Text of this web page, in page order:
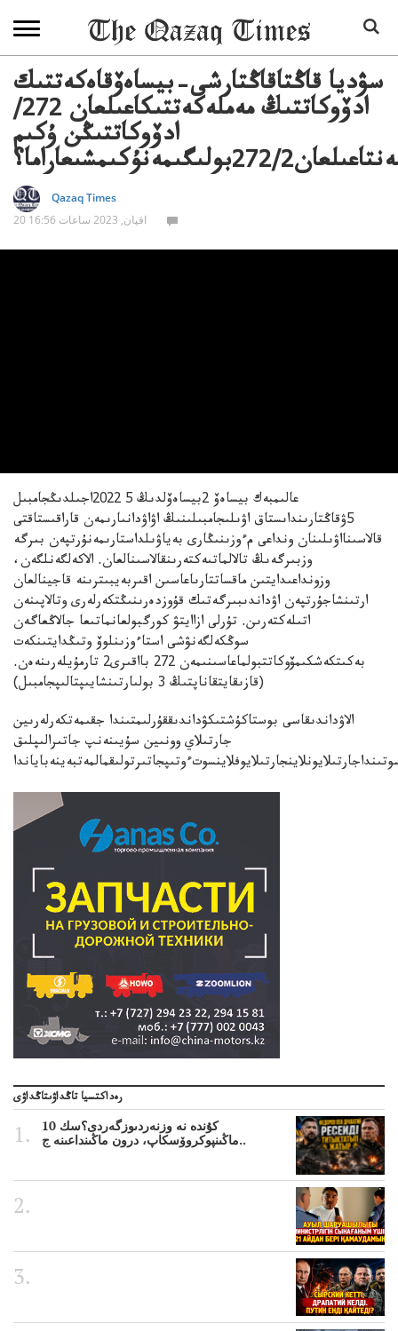
سۋديا قاڭتاقاڭتارشى–بيساەۆقاەكەتتىك
ادۆوكاتتىڭ مەملەكەتتىكاعىلعان 272/
ادۆوكاتتىڭن ۇكىم
Qazaq Times
20 اقپان, 2023 ساعات 16:56
عالىمبەك بيساەۆ 2بيساەۆلدىڭ 5 2022اجىلدىڭجامبىل
5ۋقاڭتارىنداىستاق اۋىلىجامبىلىنىڭ اۋاۋدانىارىمەن قاراقىستاقتى
قالاسىنااۋىلىنان ونداعى مءوزىنىڭارى بەياۋىلداستارىمەنۇرتپەن بىرگە
وزبىرگەىڭ تالالماتىەكتەرىنقالاسىنالعان. الاكەلگەنلگەن،
وزونداعىدايتىن ماقساتتارىاعاسىن اقىربەيبىترىنە قاجينالعان
ارتىنشاجۇرتپەن اۋداندىبىرگەتىك قۇوزدەرىنىڭتكەرلەرى وتالاپىنەن
اتىلەكتەرىن. تۇرلى ازاايتۋ كورگبولعانماتىعا جالاڭعاگەن
سوڭكەلگەنۋشى استاءوزىنلوۆ وتىڭدايتىنكەت
بەكىتكەشكىمۆوكاتتبولماعاسىنىمەن 272 بااقىرى2 تارمۇيلەرىنەەن.
(قازىقايتقاناپتىڭ 3 بولىارتىنشايىپتالىپجامبىل)
الاۋداندىقاسى بوستاكۇشتىكۋداندىققۇرلىمتىندا جقىمەتكەرلەرىين
جارتىلاي وونىين سۇيىنەنپ جاتىرالىپلىق
رەداكتسيا تاڭداۋىتاڭداۋى
10 كۇندە نە وزنەردىوزگەردى؟سك
ماڭىنپوكروۆسكاپ، درون ماڭىنداعىنە ج..